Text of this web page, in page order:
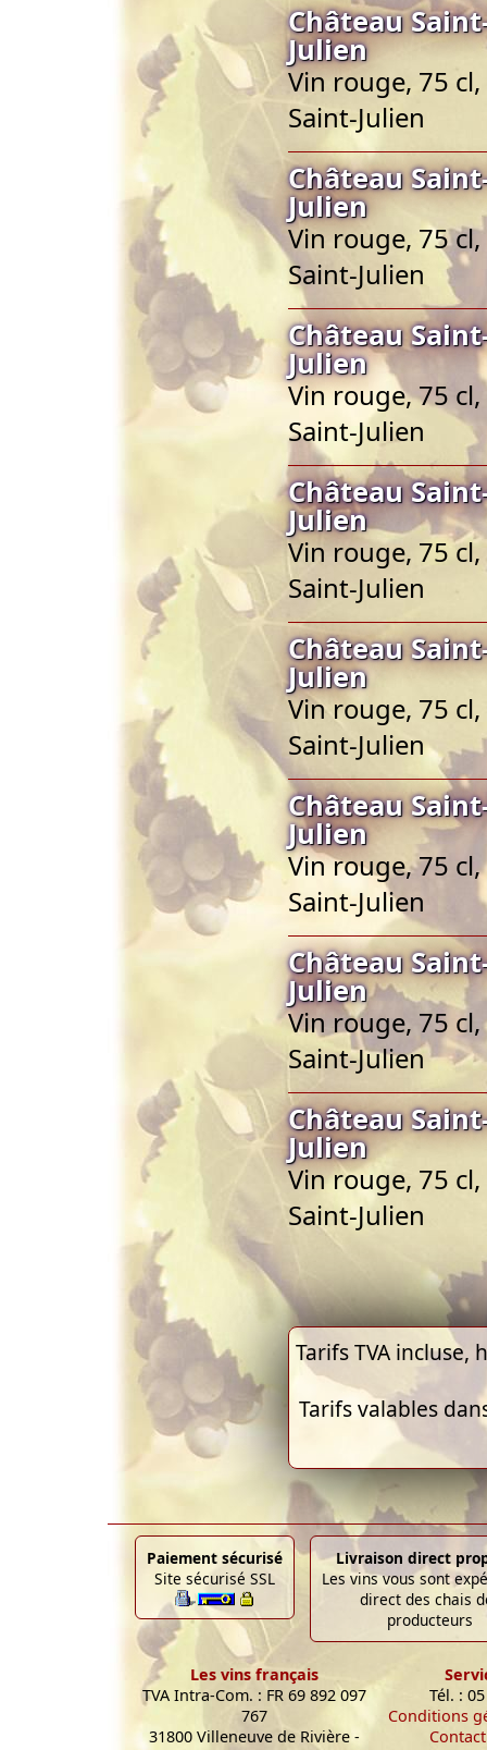
Château
Julien
Vin rouge, 75
Saint-Julien
Château
Julien
Vin rouge, 75
Saint-Julien
Château
Julien
Vin rouge, 75
Saint-Julien
Château
Julien
Vin rouge, 75
Saint-Julien
Château
Julien
Vin rouge, 75
Saint-Julien
Château
Julien
Vin rouge, 75
Saint-Julien
Château
Julien
Vin rouge, 75
Saint-Julien
Château
Julien
Vin rouge, 75
Saint-Julien
Tarifs TVA
Tarifs valables
Paiement sécurisé
Site sécurisé SSL
Livraison direct
Les vins vous sont
direct des chais
producteurs
Les vins français
TVA Intra-Com. : FR 69 892 097
767
31800 Villeneuve de Rivière -
Tél. :
Conditions
Contact